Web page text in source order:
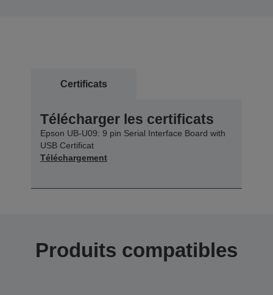
Certificats
Télécharger les certificats
Epson UB-U09: 9 pin Serial Interface Board with
USB Certificat
Téléchargement
Produits compatibles